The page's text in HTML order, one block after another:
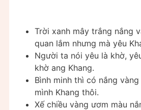
Trời xanh mây trắng nắng
quan lắm nhưng mà yêu
Người ta nói yêu là khờ,
khờ ang Khang.
Bình minh thì có nắng
mình Khang thôi.
Xế chiều vàng ươm màu